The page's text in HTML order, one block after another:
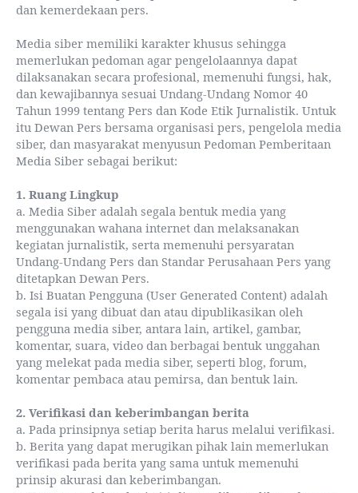
dan kemerdekaan pers.
Media siber memiliki karakter khusus sehingga
memerlukan pedoman agar pengelolaannya dapat
dilaksanakan secara profesional, memenuhi fungsi, hak,
dan kewajibannya sesuai Undang-Undang Nomor 40
Tahun 1999 tentang Pers dan Kode Etik Jurnalistik. Untuk
itu Dewan Pers bersama organisasi pers, pengelola media
siber, dan masyarakat menyusun Pedoman Pemberitaan
Media Siber sebagai berikut:
1. Ruang Lingkup
a. Media Siber adalah segala bentuk media yang
menggunakan wahana internet dan melaksanakan
kegiatan jurnalistik, serta memenuhi persyaratan
Undang-Undang Pers dan Standar Perusahaan Pers yang
ditetapkan Dewan Pers.
b. Isi Buatan Pengguna (User Generated Content) adalah
segala isi yang dibuat dan atau dipublikasikan oleh
pengguna media siber, antara lain, artikel, gambar,
komentar, suara, video dan berbagai bentuk unggahan
yang melekat pada media siber, seperti blog, forum,
komentar pembaca atau pemirsa, dan bentuk lain.
2. Verifikasi dan keberimbangan berita
a. Pada prinsipnya setiap berita harus melalui verifikasi.
b. Berita yang dapat merugikan pihak lain memerlukan
verifikasi pada berita yang sama untuk memenuhi
prinsip akurasi dan keberimbangan.